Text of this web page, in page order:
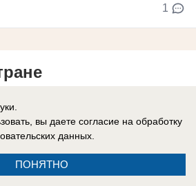
1
летит!»: рыдающие
получать товары со
Rozetka и «Нова
вы даете согласие на обработку
данных.
ПОНЯТНО